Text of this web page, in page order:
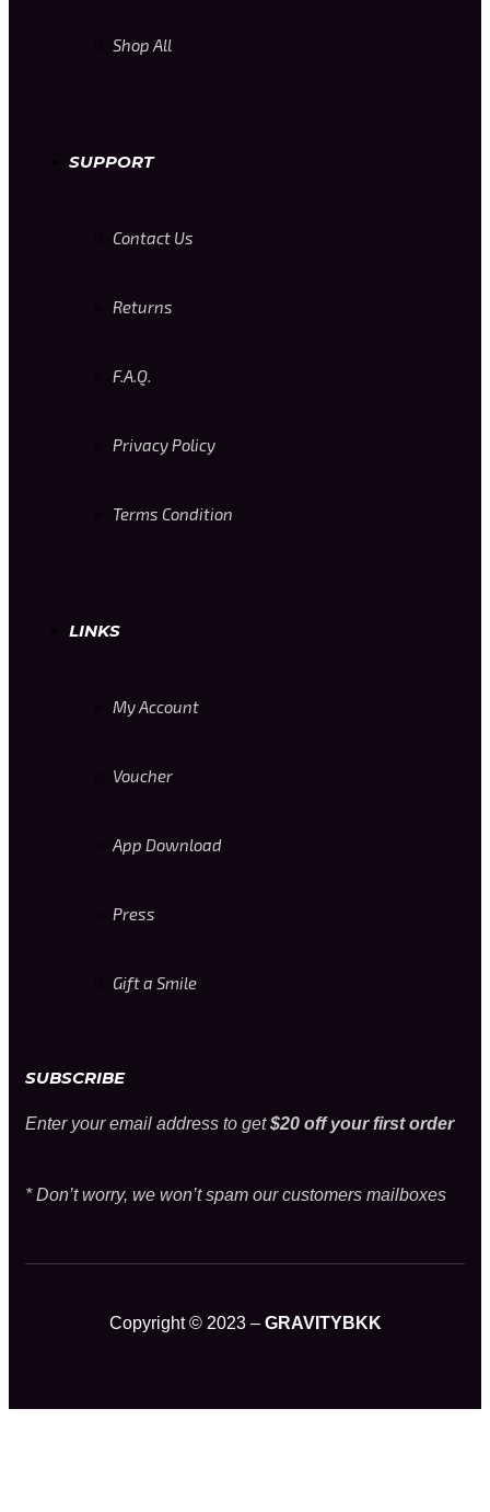
Shop All
SUPPORT
Contact Us
Returns
F.A.Q.
Privacy Policy
Terms Condition
LINKS
My Account
Voucher
App Download
Press
Gift a Smile
SUBSCRIBE
Enter your email address to get$20 off your first order
* Don’t worry, we won’t spam our customers mailboxes
Copyright © 2023 – GRAVITYBKK